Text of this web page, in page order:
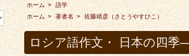
ホーム > 語学
ホーム > 著者名 > 佐藤靖彦（さとうやすひこ）
ロシア語作文・ 日本の四